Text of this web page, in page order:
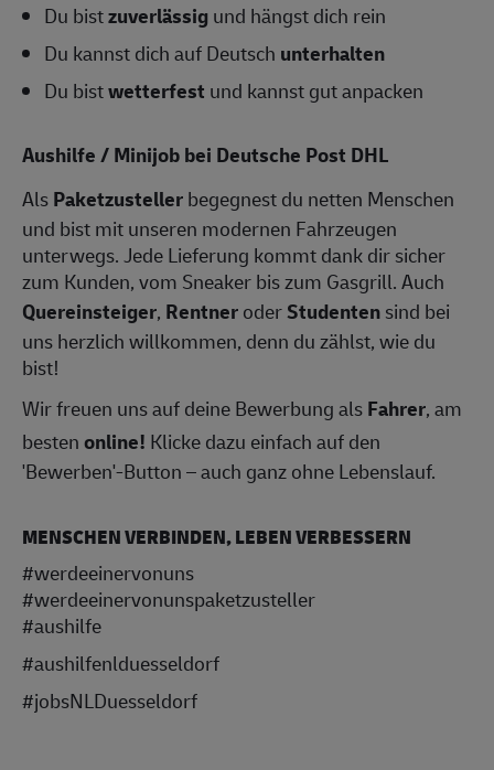
Du bistzuverlässigund hängst dich rein
Du kannst dich auf Deutsch unterhalten
Du bistwetterfest und kannst gut anpacken
Aushilfe / Minijob bei Deutsche Post DHL
AlsPaketzustellerbegegnest du netten Menschen
und bist mit unseren modernen Fahrzeugen
unterwegs. Jede Lieferung kommt dank dir sicher
zum Kunden, vom Sneaker bis zum Gasgrill. Auch
Quereinsteiger, RentneroderStudentensind bei
uns herzlich willkommen, denn du zählst, wie du
bist!
Wir freuen uns auf deine Bewerbung alsFahrer, am
bestenonline! Klicke dazu einfach auf den
'Bewerben'-Button – auch ganz ohne Lebenslauf.
MENSCHEN VERBINDEN, LEBEN VERBESSERN
#werdeeinervonuns
#werdeeinervonunspaketzusteller
#aushilfe
#aushilfenlduesseldorf
#jobsNLDuesseldorf